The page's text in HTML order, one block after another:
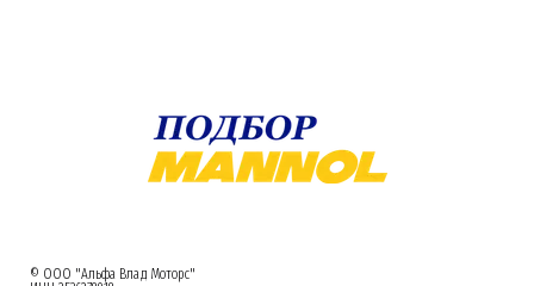
© ООО "Альфа Влад Моторс"